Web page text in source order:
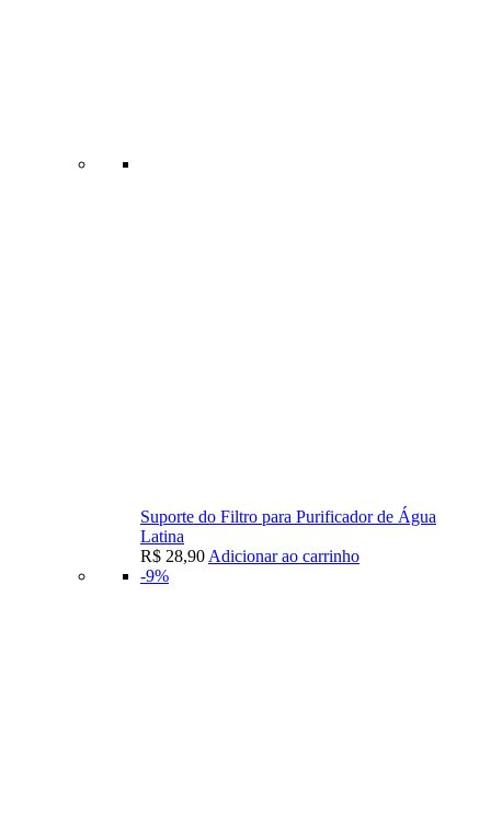
Suporte do Filtro para Purificador de Água
Latina
R$ 28,90 Adicionar ao carrinho
-9%